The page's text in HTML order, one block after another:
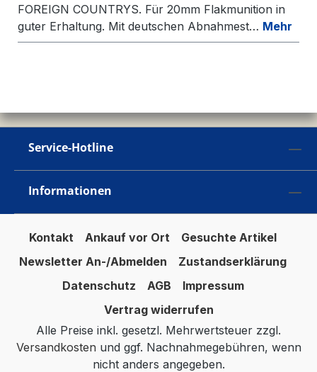
FOREIGN COUNTRYS. Für 20mm Flakmunition in
guter Erhaltung. Mit deutschen Abnahmest… Mehr
Service-Hotline
Informationen
Kontakt Ankauf vor Ort
Gesuchte Artikel
Newsletter An-/Abmelden
Zustandserklärung
Datenschutz
AGB
Impressum
Vertrag widerrufen
Alle Preise inkl. gesetzl. Mehrwertsteuer zzgl.
Versandkosten und ggf. Nachnahmegebühren, wenn
nicht anders angegeben.